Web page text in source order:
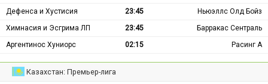
Дефенса и Хустисия
23:45
Ньюэллс Олд Бойз
Химнасия и Эсгрима ЛП
23:45
Барракас Сентраль
Аргентинос Хуниорс
02:15 Расинг А
Казахстан: Премьер-лига